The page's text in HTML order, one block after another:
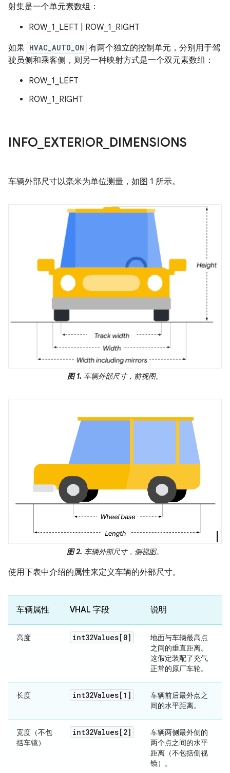
射集是一个单元素数组：
ROW_1_LEFT | ROW_1_RIGHT
如果 HVAC_AUTO_ON 有两个独立的控制单元，分别用于驾
驶员侧和乘客侧，则另一种映射方式是一个双元素数组：
ROW_1_LEFT
ROW_1_RIGHT
INFO EXTERIOR DIMENSIONS
车辆外部尺寸以毫米为单位测量，如图 1 所示。
图 1. 车辆外部尺寸，前视图。
图 2. 车辆外部尺寸，侧视图。
使用下表中介绍的属性来定义车辆的外部尺寸。
车辆属性 VHAL 字段 说明
高度 int32Values[0]
地面与车辆最高点
之间的垂直距离。
这假定装配了充气
正常的原厂车轮。
长度 int32Values[1]
车辆前后最外点之
间的水平距离。
宽度（不包
括车镜）
int32Values[2]
车辆两侧最外侧的
两个点之间的水平
距离（不包括侧视
镜）。